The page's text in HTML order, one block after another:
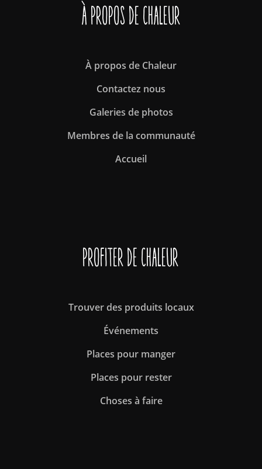
À propos de Chaleur
À propos de Chaleur
Contactez nous
Galeries de photos
Membres de la communauté
Accueil
Profiter de Chaleur
Trouver des produits locaux
Événements
Places pour manger
Places pour rester
Choses à faire